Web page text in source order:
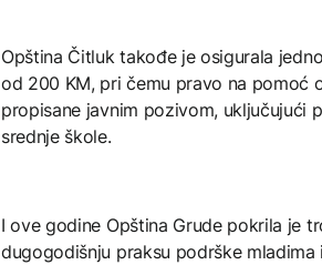
Opština Čitluk takođe je osigurala
od 200 KM, pri čemu pravo na pomoć
propisane javnim pozivom, uključujući
srednje škole.
I ove godine Opština Grude pokrila je
dugogodišnju praksu podrške